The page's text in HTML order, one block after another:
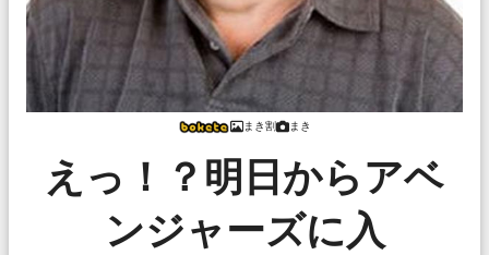
まき割 まき
えっ！？明日からアベ
ンジャーズに入